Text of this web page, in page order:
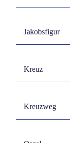
Jakobsfigur
Kreuz
Kreuzweg